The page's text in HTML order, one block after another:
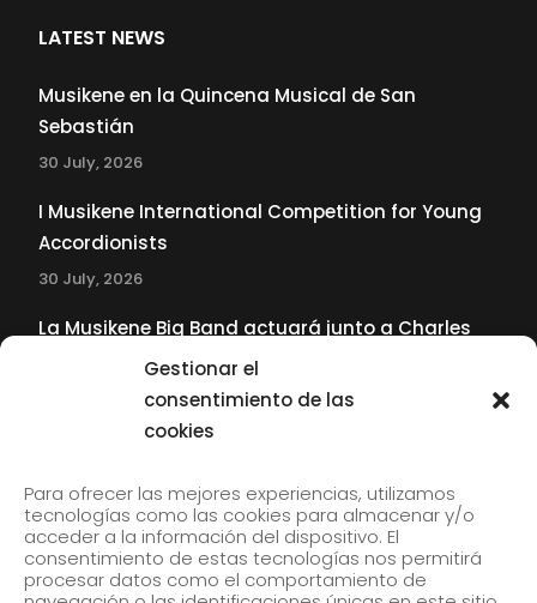
Gestionar el
consentimiento de las
cookies
Para ofrecer las mejores experiencias, utilizamos
tecnologías como las cookies para almacenar y/o
acceder a la información del dispositivo. El
consentimiento de estas tecnologías nos permitirá
procesar datos como el comportamiento de
LATEST NEWS
Musikene en la Quincena Musical de San
Sebastián
30 July, 2026
I Musikene International Competition for Young
Accordionists
30 July, 2026
La Musikene Big Band actuará junto a Charles
Tolliver en el 61 Jazzaldia
Subscribe to our newsletter to receive our news by